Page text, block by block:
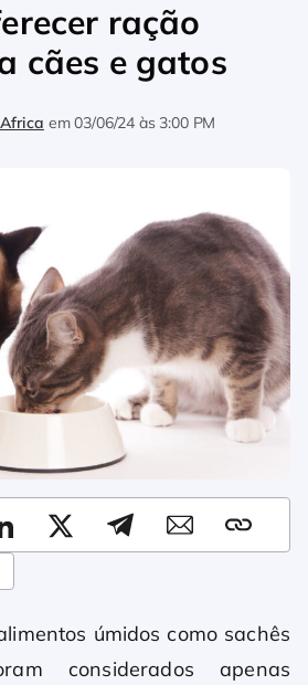
ração
cães e gatos
em03/06/24 às 3:00 PM
úmidos como sachês
considerados apenas